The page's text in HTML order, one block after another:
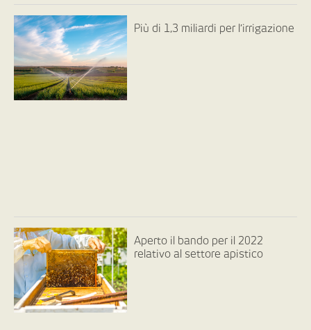
Più di 1,3 miliardi per l’irrigazione
Aperto il bando per il 2022
relativo al settore apistico